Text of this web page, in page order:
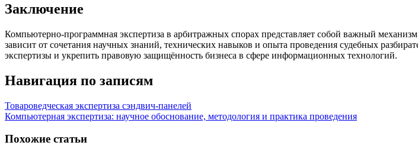
Заключение
Компьютерно-программная экспертиза в арбитражных спорах представляет собой важный
зависит от сочетания научных знаний, технических навыков и опыта проведения судебных
экспертизы и укрепить правовую защищённость бизнеса в сфере информационных технологий.
Навигация по записям
Товароведческая экспертиза сэндвич-панелей
Компьютерная экспертиза: научное обоснование, методология и практика проведения
Похожие статьи